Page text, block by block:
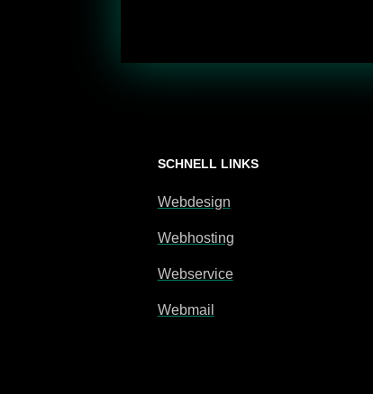
SCHNELL LINKS
Webdesign
Webhosting
Webservice
Webmail